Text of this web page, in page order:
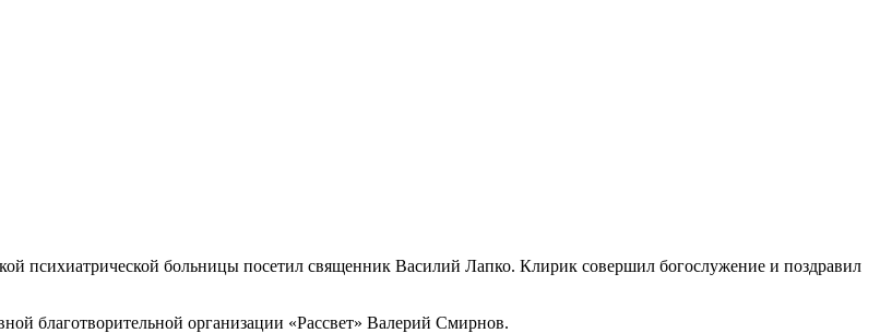
психиатрической больницы посетил священник Василий Лапко. Клирик совершил богослужение и поздравил
благотворительной организации «Рассвет» Валерий Смирнов.